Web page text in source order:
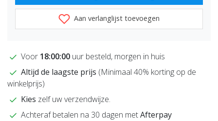
Aan verlanglijst toevoegen
Voor 18:00:00 uur besteld, morgen in huis
Altijd de laagste prijs (Minimaal 40% korting op de
winkelprijs)
Kies zelf uw verzendwijze.
Achteraf betalen na 30 dagen metAfterpay